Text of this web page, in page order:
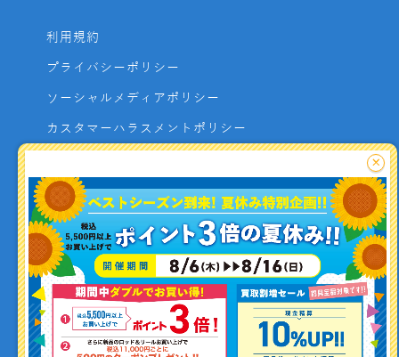
釣り情報を
投稿する
利用規約
プライバシーポリシー
ソーシャルメディアポリシー
カスタマーハラスメントポリシー
よくあるご質問
お問い合わせ
利用者資金の保全方法
×